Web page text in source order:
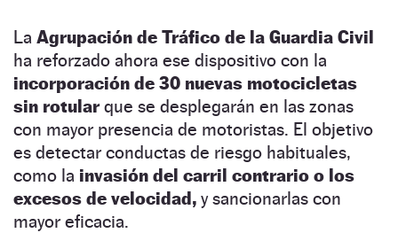
La Agrupación de Tráfico de la Guardia Civil
ha reforzado ahora ese dispositivo con la
incorporación de 30 nuevas motocicletas
sin rotularque se desplegarán en las zonas
con mayor presencia de motoristas. El objetivo
es detectar conductas de riesgo habituales,
como la invasión del carril contrario o los
excesos de velocidad, y sancionarlas con
mayor eficacia.